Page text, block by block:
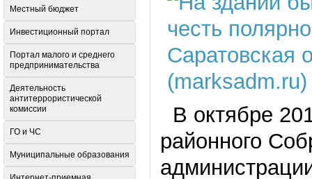
В октябре
районного
Местный бюджет
Инвестиционный портал
Портал малого и среднего
предпринимательства
Деятельность
антитеррористической
комиссии
ГО и ЧС
Муниципальные образования